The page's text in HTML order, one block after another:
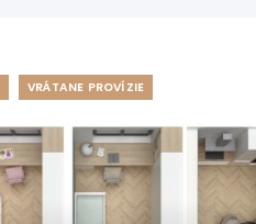
VRÁTANE PROVÍZIE